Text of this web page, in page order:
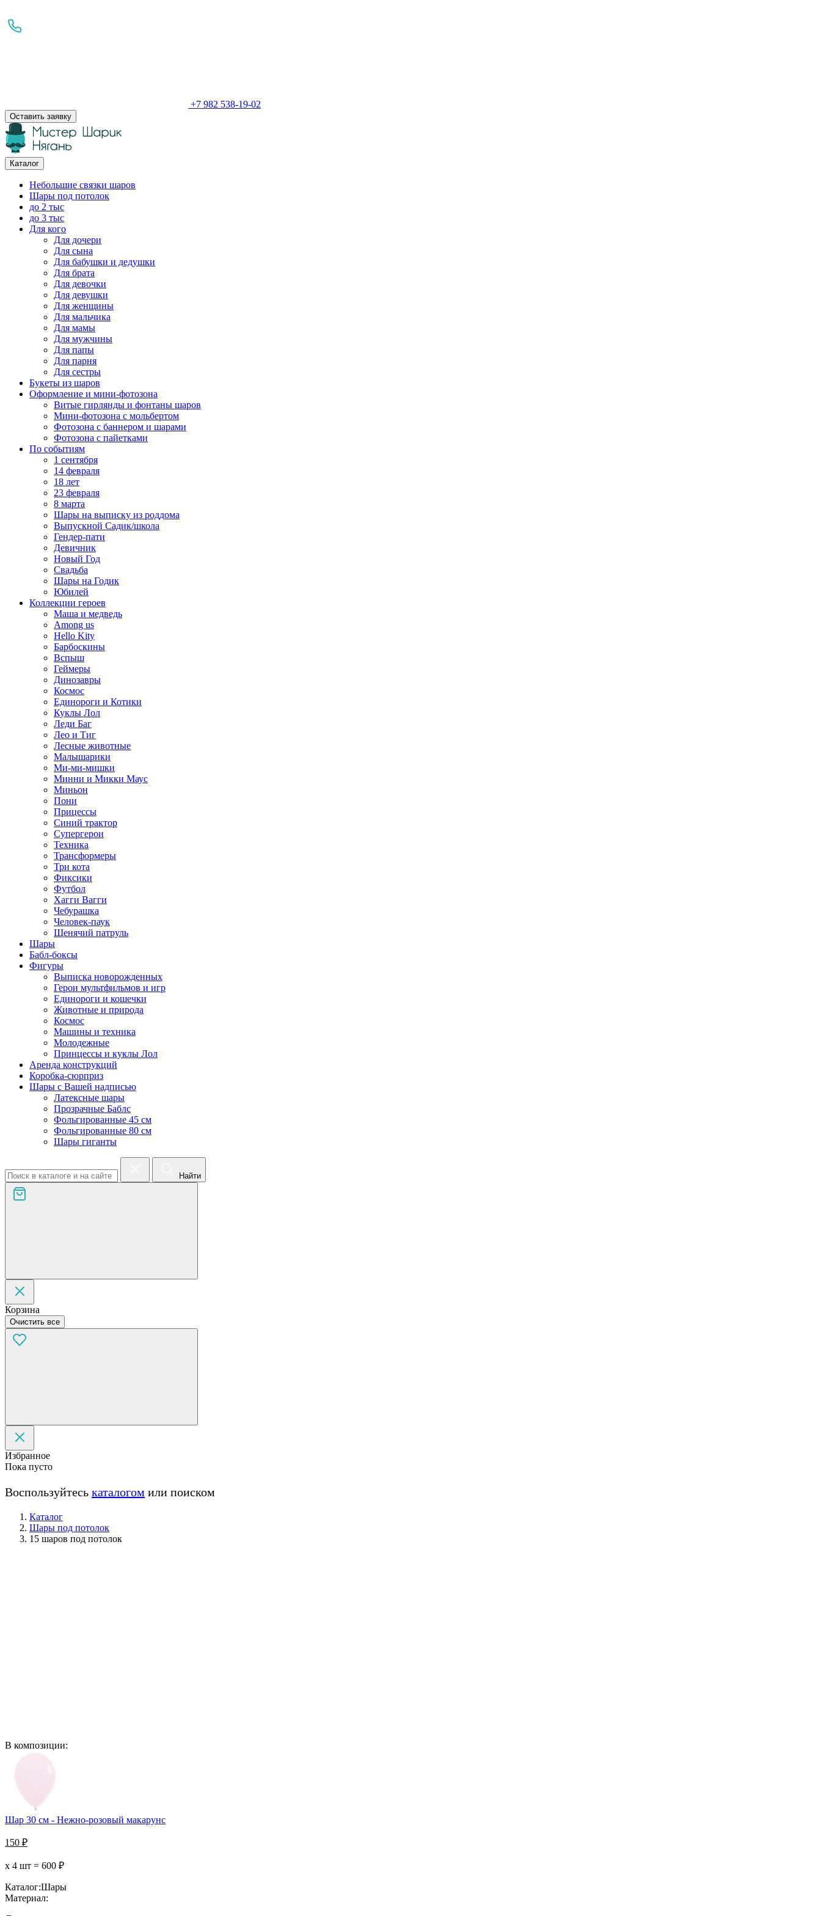
+7 982 538-19-02
Оставить заявку
Каталог
Небольшие связки шаров
Шары под потолок
до 2 тыс
до 3 тыс
Для кого
Для дочери
Для сына
Для бабушки и дедушки
Для брата
Для девочки
Для девушки
Для женщины
Для мальчика
Для мамы
Для мужчины
Для папы
Для парня
Для сестры
Букеты из шаров
Оформление и мини‑фотозона
Витые гирлянды и фонтаны шаров
Мини-фотозона с мольбертом
Фотозона с баннером и шарами
Фотозона с пайетками
По событиям
1 сентября
14 февраля
18 лет
23 февраля
8 марта
Шары на выписку из роддома
Выпускной Садик/школа
Гендер-пати
Девичник
Новый Год
Свадьба
Шары на Годик
Юбилей
Коллекции героев
Маша и медведь
Among us
Hello Kity
Барбоскины
Вспыш
Геймеры
Динозавры
Космос
Единороги и Котики
Куклы Лол
Леди Баг
Лео и Тиг
Лесные животные
Малышарики
Ми-ми-мишки
Минни и Микки Маус
Миньон
Пони
Прицессы
Синий трактор
Супергерои
Техника
Трансформеры
Три кота
Фиксики
Футбол
Хагги Вагги
Чебурашка
Человек-паук
Щенячий патруль
Шары
Бабл-боксы
Фигуры
Выписка новорожденных
Герои мультфильмов и игр
Единороги и кошечки
Животные и природа
Космос
Машины и техника
Молодежные
Принцессы и куклы Лол
Аренда конструкций
Коробка-сюрприз
Шары с Вашей надписью
Латексные шары
Прозрачные Баблс
Фольгированные 45 см
Фольгированные 80 см
Шары гиганты
Найти
Корзина
Очистить все
Избранное
Пока пусто
Воспользуйтесь каталогом или поиском
Каталог
Шары под потолок
15 шаров под потолок
В композиции:
Шар 30 см - Нежно-розовый макарунс
150 ₽
х 4 шт = 600 ₽
Каталог:Шары
Материал: